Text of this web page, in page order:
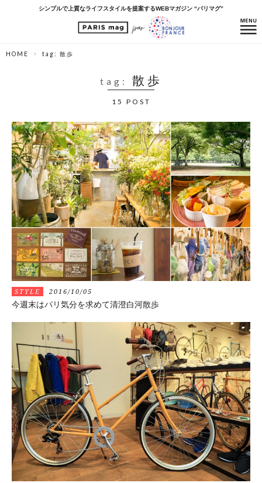
シンプルで上質なライフスタイルを提案するWEBマガジン “パリマグ”
HOME tag: 散歩
tag: 散歩
15 POST
STYLE 2016/10/05
今週末はパリ気分を求めて清澄白河散歩